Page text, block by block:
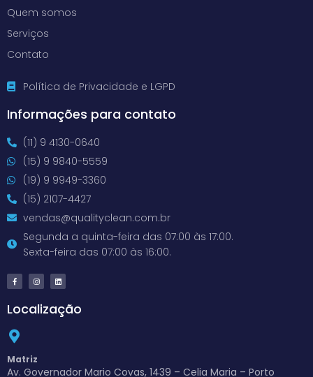
Quem somos
Serviços
Contato
Política de Privacidade e LGPD
Informações para contato
(11) 9 4130-0640
(15) 9 9840-5559
(19) 9 9949-3360
(15) 2107-4427
vendas@qualityclean.com.br
Segunda a quinta-feira das 07:00 às 17:00.
Sexta-feira das 07:00 às 16:00.
Localização
Matriz
Av. Governador Mario Covas, 1439 – Celia Maria – Porto